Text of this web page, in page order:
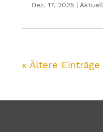
Dez. 17, 2025| Aktuell
« Ältere Einträge